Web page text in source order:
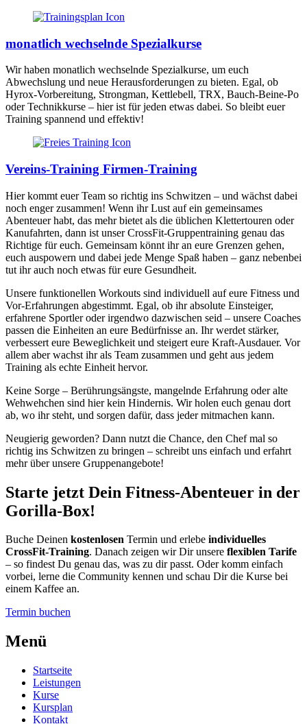
monatlich wechselnde Spezialkurse
Wir haben monatlich wechselnde Spezialkurse, um euch
Abwechslung und neue Herausforderungen zu bieten. Egal, ob
Hyrox-Vorbereitung, Strongman, Kettlebell, TRX, Bauch-Beine-Po
oder Technikkurse – hier ist für jeden etwas dabei. So bleibt euer
Training spannend und effektiv!
Vereins-Training Firmen-Training
Hier kommt euer Team so richtig ins Schwitzen – und wächst dabei
noch enger zusammen! Wenn ihr Lust auf ein gemeinsames
Abenteuer habt, das mehr bietet als die üblichen Klettertouren oder
Kanufahrten, dann ist unser CrossFit-Gruppentraining genau das
Richtige für euch. Gemeinsam könnt ihr an eure Grenzen gehen,
euch auspowern und dabei jede Menge Spaß haben – ganz nebenbei
tut ihr auch noch etwas für eure Gesundheit.
Unsere funktionellen Workouts sind individuell auf eure Fitness und
Vor-Erfahrungen abgestimmt. Egal, ob ihr absolute Einsteiger,
erfahrene Sportler oder irgendwo dazwischen seid – unsere Coaches
passen die Einheiten an eure Bedürfnisse an. Ihr werdet stärker,
verbessert eure Beweglichkeit und steigert eure Kraft-Ausdauer. Vor
allem aber wachst ihr als Team zusammen und geht aus jedem
Training als echte Einheit hervor.
Keine Sorge – Berührungsängste, mangelnde Erfahrung oder alte
Wehwehchen sind hier kein Hindernis. Wir holen euch genau dort
ab, wo ihr steht, und sorgen dafür, dass jeder mitmachen kann.
Neugierig geworden? Dann nutzt die Chance, den Chef mal so
richtig ins Schwitzen zu bringen – schreibt uns einfach und erfahrt
mehr über unsere Gruppenangebote!
Starte jetzt Dein Fitness-Abenteuer in der
Gorilla-Box!
Buche Deinen kostenlosen Termin und erlebe individuelles
CrossFit-Training. Danach zeigen wir Dir unsere flexiblen Tarife
– so findest Du genau das, was zu dir passt. Oder komm einfach
vorbei, lerne die Community kennen und schau Dir die Kurse bei
einem Kaffee an.
Termin buchen
Menü
Startseite
Leistungen
Kurse
Kursplan
Kontakt